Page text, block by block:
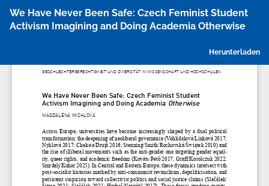
Artikeldetails
zurückkehren
We Have Never Been Safe: Czech Feminist Student
Activism Imagining and Doing Academia Otherwise
Herunterladen